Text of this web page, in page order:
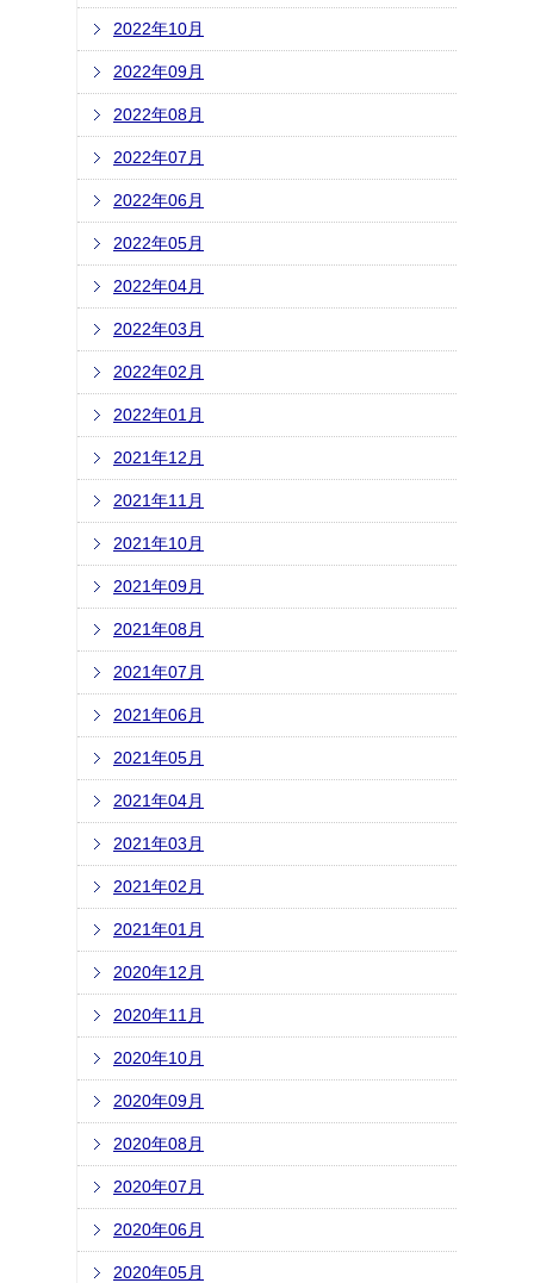
2022年10月
2022年09月
2022年08月
2022年07月
2022年06月
2022年05月
2022年04月
2022年03月
2022年02月
2022年01月
2021年12月
2021年11月
2021年10月
2021年09月
2021年08月
2021年07月
2021年06月
2021年05月
2021年04月
2021年03月
2021年02月
2021年01月
2020年12月
2020年11月
2020年10月
2020年09月
2020年08月
2020年07月
2020年06月
2020年05月